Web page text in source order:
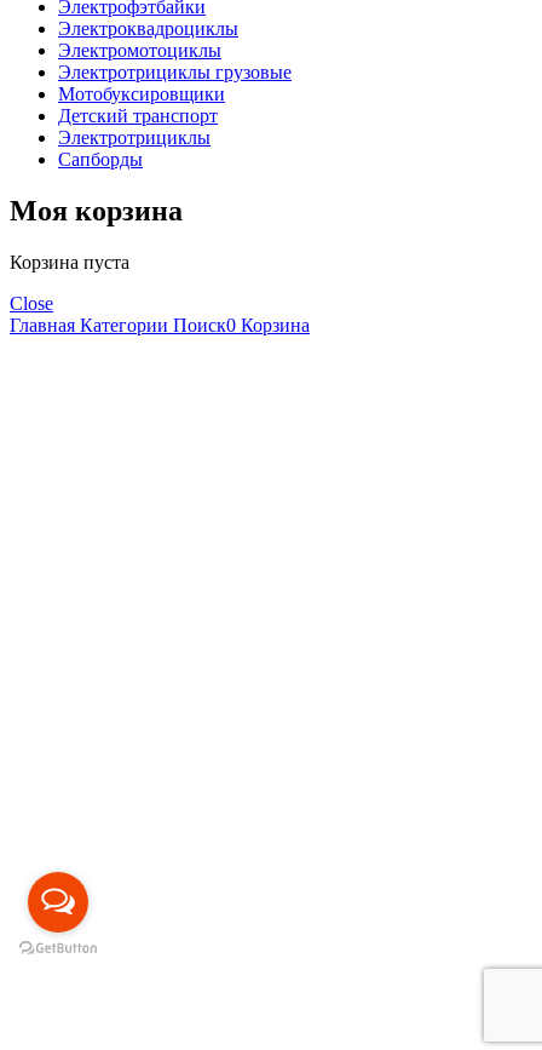
Электрофэтбайки
Электроквадроциклы
Электромотоциклы
Электротрициклы грузовые
Мотобуксировщики
Детский транспорт
Электротрициклы
Сапборды
Моя корзина
Корзина пуста
Close
Главная Категории Поиск0 Корзина